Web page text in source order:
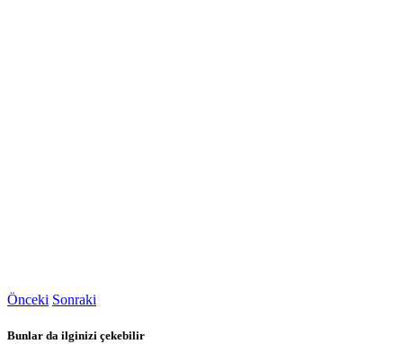
Önceki Sonraki
Bunlar da ilginizi çekebilir